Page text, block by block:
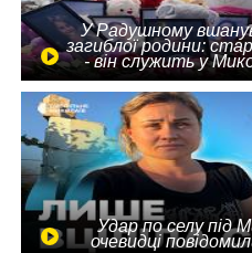
У Радушному
загиблої родини:
- він служить у
Удар по селу під
очевидці